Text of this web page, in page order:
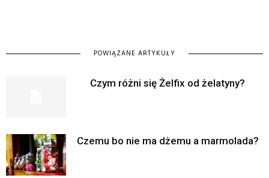
POWIĄZANE ARTYKUŁY
Czym różni się Żelfix od żelatyny?
Czemu bo nie ma dżemu a marmolada?